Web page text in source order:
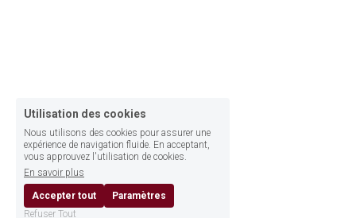
Utilisation des cookies
Nous utilisons des cookies pour assurer une
expérience de navigation fluide. En acceptant,
vous approuvez l'utilisation de cookies.
En savoir plus
Accepter tout
Paramètres
Refuser Tout